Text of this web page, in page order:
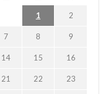
1 2
7 8 9
14 15 16
21 22 23